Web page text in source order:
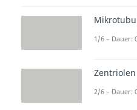
1/6 – Dauer:
Zentriolen
2/6 – Dauer: